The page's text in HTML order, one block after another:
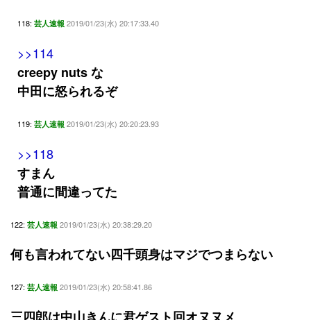
118: 芸人速報 2019/01/23(水) 20:17:33.40
>>114
creepy nuts な
中田に怒られるぞ
119: 芸人速報 2019/01/23(水) 20:20:23.93
>>118
すまん
普通に間違ってた
122: 芸人速報 2019/01/23(水) 20:38:29.20
何も言われてない四千頭身はマジでつまらない
127: 芸人速報 2019/01/23(水) 20:58:41.86